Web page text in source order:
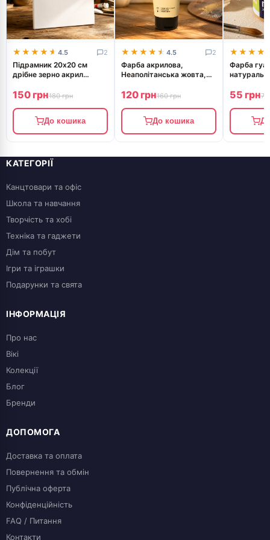
★★★★★
★★★★★ 4.5 2
Підрамник 20х20 см
дрібне зерно акрил
GPA5252020
150 грн180 грн
До кошика
★★★★★
★★★★★ 4.5 2
Фарба акрилова,
Неаполітанська жовта,
120 грн160 грн
До кошика
Фарба
55 грн70
КАТЕГОРІЇ
Канцтовари та офіс
Школа та навчання
Творчість та хобі
Техніка та гаджети
Дім та побут
Ігри та іграшки
Подарунки та свята
ІНФОРМАЦІЯ
Про нас
Вікі
Колекції
Блог
Бренди
ДОПОМОГА
Доставка та оплата
Повернення та обмін
Публічна оферта
Конфіденційність
FAQ / Питання
Контакти